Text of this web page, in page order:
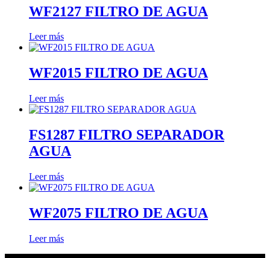
WF2127 FILTRO DE AGUA
Leer más
WF2015 FILTRO DE AGUA
Leer más
FS1287 FILTRO SEPARADOR
AGUA
Leer más
WF2075 FILTRO DE AGUA
Leer más